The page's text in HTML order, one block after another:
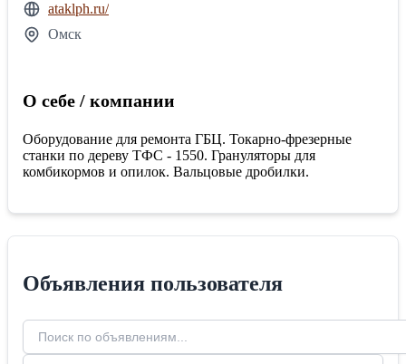
ataklph.ru/
Омск
О себе / компании
Оборудование для ремонта ГБЦ. Токарно-фрезерные
станки по дереву ТФС - 1550. Грануляторы для
комбикормов и опилок. Вальцовые дробилки.
Объявления пользователя